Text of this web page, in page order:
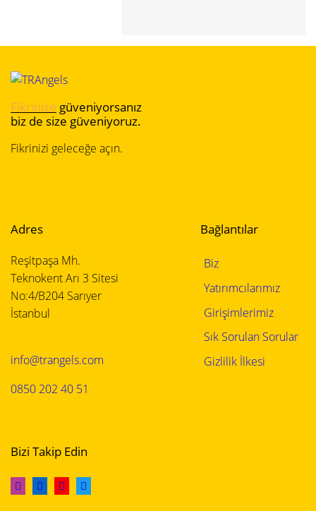
Fikrinize güveniyorsanız
biz de size güveniyoruz.
Fikrinizi geleceğe açın.
Adres
Reşitpaşa Mh.
Teknokent Arı 3 Sitesi
No:4/B204 Sarıyer
İstanbul
info@trangels.com
0850 202 40 51
Bağlantılar
Biz
Yatırımcılarımız
Girişimlerimiz
Sık Sorulan Sorular
Gizlilik İlkesi
Bizi Takip Edin